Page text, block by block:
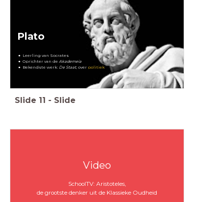
Plato
Leerling van Socrates
Oprichter van de Akademeia
Bekendste werk: De Staat, over politiek
Slide 11 - Slide
Video
SchoolTV: Aristoteles,
de grootste denker uit de Klassieke Oudheid